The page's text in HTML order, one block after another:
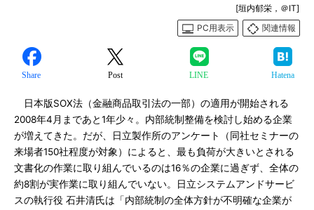
[垣内郁栄，＠IT]
PC用表示
関連情報
Share Post LINE Hatena
日本版SOX法（金融商品取引法の一部）の適用が開始される
2008年4月まであと1年少々。内部統制整備を検討し始める企業
が増えてきた。だが、日立製作所のアンケート（同社セミナーの
来場者150社程度が対象）によると、最も負荷が大きいとされる
文書化の作業に取り組んでいるのは16％の企業に過ぎず、全体の
約8割が実作業に取り組んでいない。日立システムアンドサービ
スの執行役 石井清氏は「内部統制の全体方針が不明確な企業が